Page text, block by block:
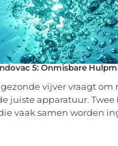
5: Onmisbare
vijver vraagt om
juiste apparatuur.
vaak samen worden